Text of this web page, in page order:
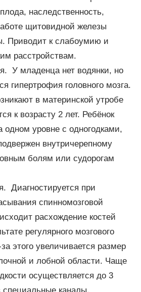
наследственность,
щитовидной железы
Приводит к слабоумию и
расстройствам.
У младенца нет водянки, но
гипертрофия головного мозга.
в материнской утробе
к возрасту 2 лет. Ребёнок
одном уровне с одногодками,
внутричерепному
болям или судорогам
Диагностируется при
спинномозговой
расхождение костей
регулярного мозгового
этого увеличивается размер
и лобной области. Чаще
осуществляется до 3